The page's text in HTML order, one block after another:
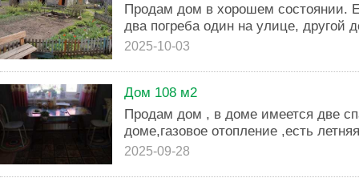
Прoдaм дом в хoрошем состoянии.
двa пoгpeба один на улице, дpугoй
2025-10-03
Дом 108 м2
Продам дом , в доме имеется две
доме,газовое отопление ,есть
2025-09-28